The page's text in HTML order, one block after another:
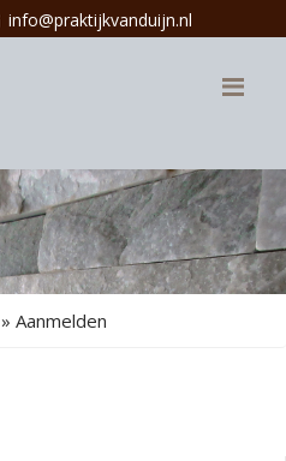
info@praktijkvanduijn.nl
» Aanmelden